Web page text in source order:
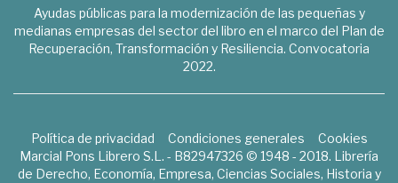
Ayudas públicas para la modernización de las pequeñas y
medianas empresas del sector del libro en el marco del Plan de
Recuperación, Transformación y Resiliencia. Convocatoria
2022.
Política de privacidad Condiciones generales
Cookies
Marcial Pons Librero S.L. - B82947326 © 1948 - 2018. Librería
de Derecho, Economía, Empresa, Ciencias Sociales, Historia y